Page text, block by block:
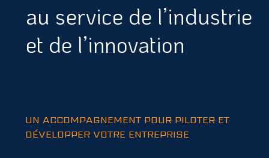
au service de l’industrie
et de l’innovation
UN ACCOMPAGNEMENT POUR PILOTER ET
DÉVELOPPER VOTRE ENTREPRISE